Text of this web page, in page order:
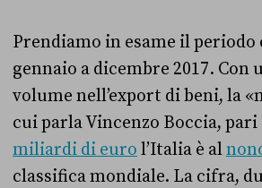
Prendiamo in esame il periodo
gennaio a dicembre 2017. Con
volume nell’export di beni, la
cui parla Vincenzo Boccia, pari
miliardi di euro l’Italia è al
classifica mondiale. La cifra,